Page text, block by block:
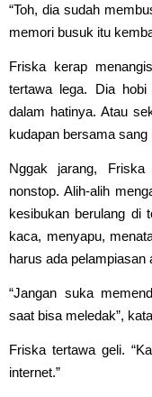
“Toh, dia sudah
memori busuk itu
Friska kerap
tertawa lega. Dia
dalam hatinya. Atau
kudapan bersama sang
Nggak jarang, Friska
nonstop. Alih-alih
kesibukan berulang di
kaca, menyapu,
harus ada pelampiasan
“Jangan suka
saat bisa meledak”,
Friska tertawa geli.
internet.”